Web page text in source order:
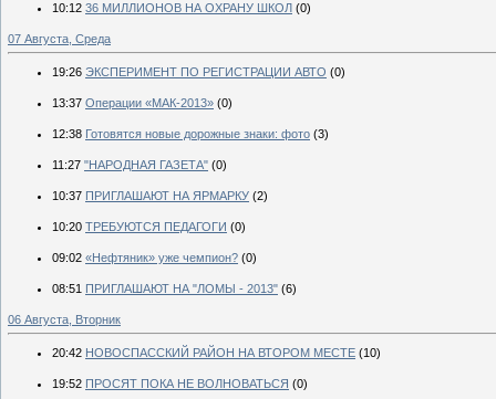
10:12 36 МИЛЛИОНОВ НА ОХРАНУ ШКОЛ (0)
07 Августа, Среда
19:26 ЭКСПЕРИМЕНТ ПО РЕГИСТРАЦИИ АВТО (0)
13:37 Опе­ра­ции «МАК-2013» (0)
12:38 Готовятся новые дорожные знаки: фото (3)
11:27 "НАРОДНАЯ ГАЗЕТА" (0)
10:37 ПРИГЛАШАЮТ НА ЯРМАРКУ (2)
10:20 ТРЕБУЮТСЯ ПЕДАГОГИ (0)
09:02 «Нефтяник» уже чемпион? (0)
08:51 ПРИГЛАШАЮТ НА "ЛОМЫ - 2013" (6)
06 Августа, Вторник
20:42 НОВОСПАССКИЙ РАЙОН НА ВТОРОМ МЕСТЕ (10)
19:52 ПРОСЯТ ПОКА НЕ ВОЛНОВАТЬСЯ (0)